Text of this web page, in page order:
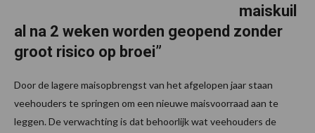
maiskuil
al na 2 weken worden geopend zonder
groot risico op broei”
Door de lagere maisopbrengst van het afgelopen jaar staan
veehouders te springen om een nieuwe maisvoorraad aan te
leggen. De verwachting is dat behoorlijk wat veehouders de